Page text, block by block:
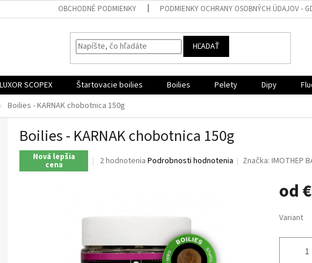
OBCHODNÉ PODMIENKY PODMIENKY OCHRANY OSOBNÝCH ÚDAJOV -
HĽADAŤ
SCOPEX Štartovacie boilies Boilies Pelety Dipy
Boilies - KARNAK chobotnica 150g
Boilies - KARNAK chobotnica 150g
Nová lepšia
cena
Priemerné
z
2 hodnotenia Podrobnosti hodnotenia Značka:IMOTHEP
od
cena:
Variant